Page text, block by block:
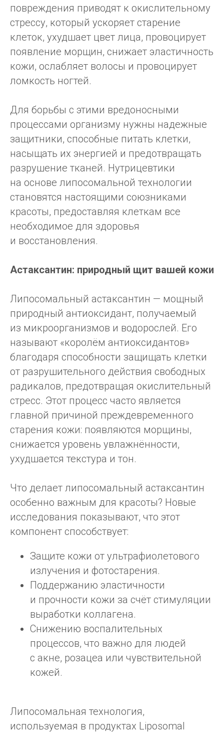
повреждения приводят к окислительному
стрессу, который ускоряет старение
клеток, ухудшает цвет лица, провоцирует
появление морщин, снижает эластичность
кожи, ослабляет волосы и провоцирует
ломкость ногтей.
Для борьбы с этими вредоносными
процессами организму нужны надежные
защитники, способные питать клетки,
насыщать их энергией и предотвращать
разрушение тканей. Нутрицевтики
на основе липосомальной технологии
становятся настоящими союзниками
красоты, предоставляя клеткам все
необходимое для здоровья
и восстановления.
Астаксантин: природный щит вашей кожи
Липосомальный астаксантин — мощный
природный антиоксидант, получаемый
из микроорганизмов и водорослей. Его
называют «королём антиоксидантов»
благодаря способности защищать клетки
от разрушительного действия свободных
радикалов, предотвращая окислительный
стресс. Этот процесс часто является
главной причиной преждевременного
старения кожи: появляются морщины,
снижается уровень увлажнённости,
ухудшается текстура и тон.
Что делает липосомальный астаксантин
особенно важным для красоты? Новые
исследования показывают, что этот
компонент способствует:
Защите кожи от ультрафиолетового
излучения и фотостарения.
Поддержанию эластичности
и прочности кожи за счёт стимуляции
выработки коллагена.
Снижению воспалительных
процессов, что важно для людей
с акне, розацеа или чувствительной
кожей.
Липосомальная технология,
используемая в продуктах Liposomal